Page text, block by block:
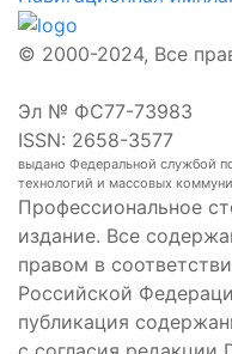
© 2000-2024, Все
Эл № ФС77-73983
ISSN: 2658-3577
выдано Федеральной службой
технологий и массовых
Профессиональное
издание. Все
правом в
Российской
публикация